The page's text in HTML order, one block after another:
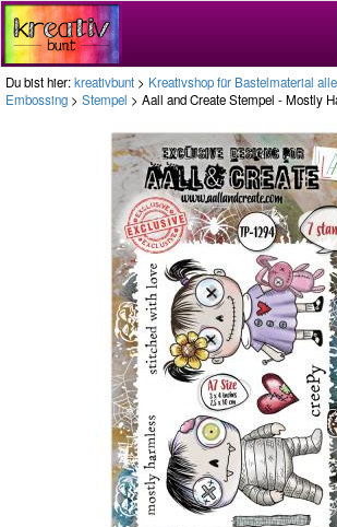
Du bist hier:kreativbunt > Kreativshop für Bastelmaterial
Embossing > Stempel > Aall and Create Stempel - Mostly